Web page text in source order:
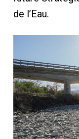
de l’Eau.